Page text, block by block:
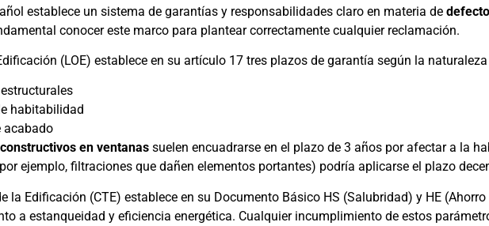
establece un sistema de garantías y responsabilidades claro en materia de
conocer este marco para plantear correctamente cualquier reclamación.
(LOE) establece en su artículo 17 tres plazos de garantía según la
habitabilidad
acabado
en ventanas suelen encuadrarse en el plazo de 3 años por afectar a la
ejemplo, filtraciones que dañen elementos portantes) podría aplicarse el plazo
la Edificación (CTE) establece en su Documento Básico HS (Salubridad) y HE
a estanqueidad y eficiencia energética. Cualquier incumplimiento de estos